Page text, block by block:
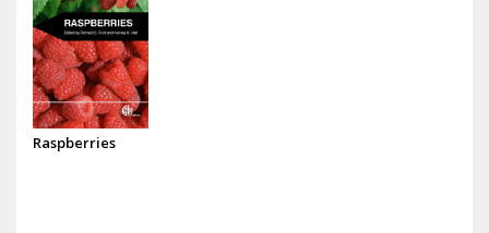
Raspberries